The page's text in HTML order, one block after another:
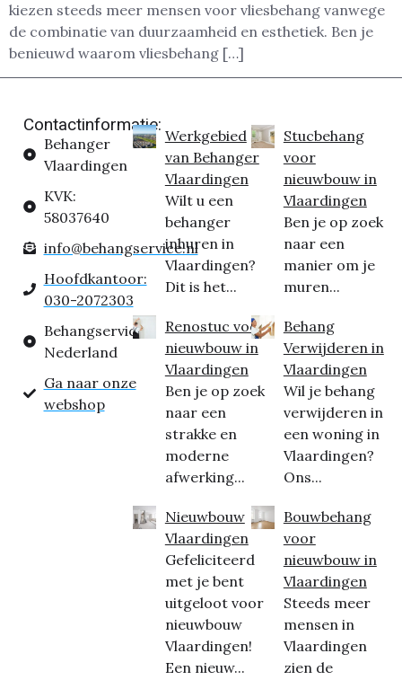
kiezen steeds meer mensen voor vliesbehang vanwege
de combinatie van duurzaamheid en esthetiek. Ben je
benieuwd waarom vliesbehang […]
Contactinformatie:
Behanger
Vlaardingen
KVK:
58037640
info@behangservice.nl
Hoofdkantoor:
030-2072303
Behangservice
Nederland
Ga naar onze
webshop
Werkgebied
van Behanger
Vlaardingen
Wilt u een
behanger
inhuren in
Vlaardingen?
Dit is het...
Renostuc voor
nieuwbouw in
Vlaardingen
Ben je op zoek
naar een
strakke en
moderne
afwerking...
Nieuwbouw
Vlaardingen
Gefeliciteerd
met je bent
uitgeloot voor
nieuwbouw
Vlaardingen!
Een nieuw...
Stucbehang
voor
nieuwbouw in
Vlaardingen
Ben je op zoek
naar een
manier om je
muren...
Behang
Verwijderen in
Vlaardingen
Wil je behang
verwijderen in
een woning in
Vlaardingen?
Ons...
Bouwbehang
voor
nieuwbouw in
Vlaardingen
Steeds meer
mensen in
Vlaardingen
zien de